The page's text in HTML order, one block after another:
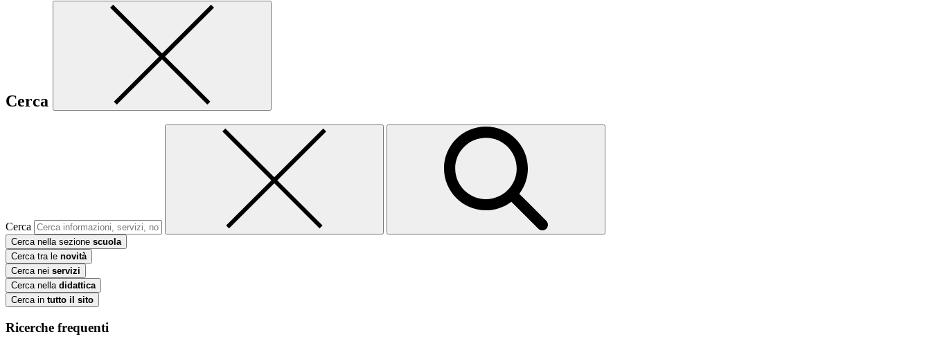
Cerca
Cerca
Cerca nella sezione scuola
Cerca tra le novità
Cerca nei servizi
Cerca nella didattica
Cerca in tutto il sito
Ricerche frequenti